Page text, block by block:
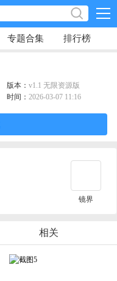
专题合集 排行榜
版本： v1.1 无限资源版
时间： 2026-03-07 11:16
镜界
相关